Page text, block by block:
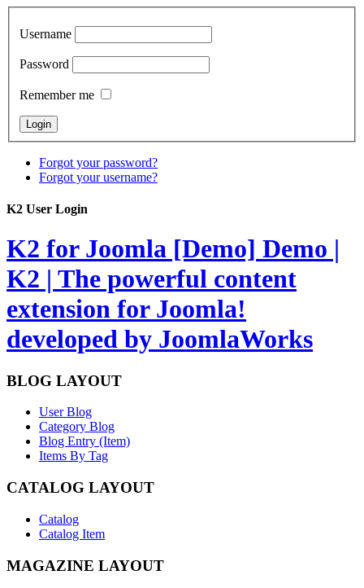
Username
Password
Remember me
Forgot your password?
Forgot your username?
K2 User Login
K2 for Joomla [Demo] Demo |
K2 | The powerful content
extension for Joomla!
developed by JoomlaWorks
BLOG LAYOUT
User Blog
Category Blog
Blog Entry (Item)
Items By Tag
CATALOG LAYOUT
Catalog
Catalog Item
MAGAZINE LAYOUT